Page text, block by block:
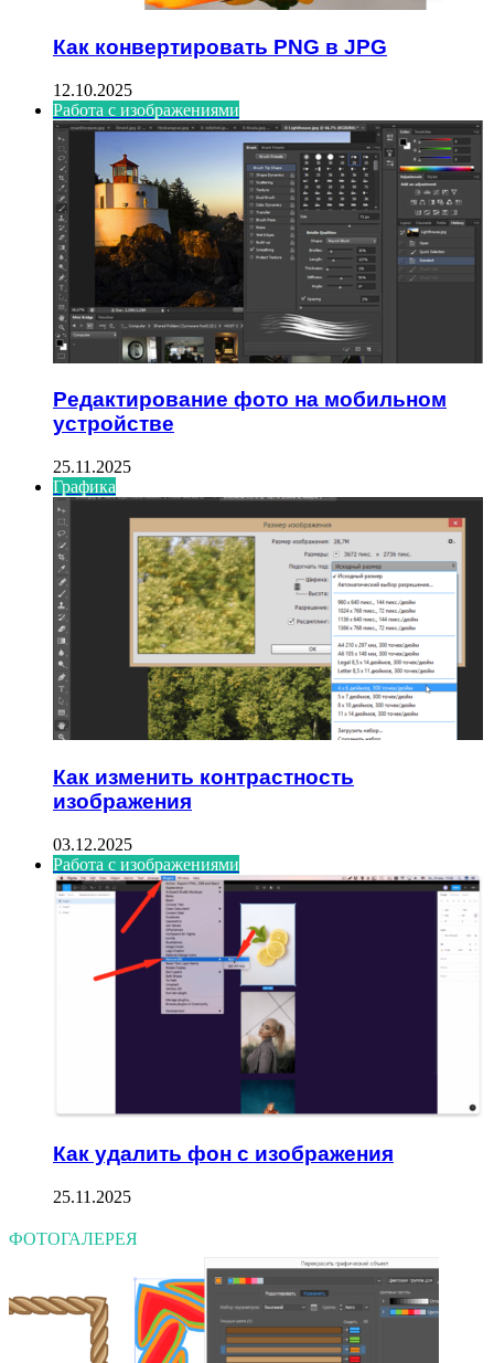
Как конвертировать PNG в JPG
12.10.2025
Работа с изображениями
Редактирование фото на мобильном
устройстве
25.11.2025
Графика
Как изменить контрастность
изображения
03.12.2025
Работа с изображениями
Как удалить фон с изображения
25.11.2025
ФОТОГАЛЕРЕЯ